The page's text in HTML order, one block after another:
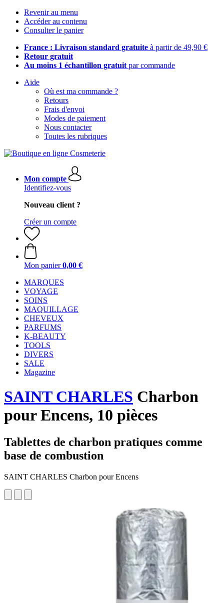
Revenir au menu
Accéder au contenu
Consulter le panier
France : Livraison standard gratuite à partir de 49,90 €
Retour gratuit
Au moins 1 échantillon gratuit par commande
Aide
Où est ma commande ?
Retours
Frais d'envoi
Modes de paiement
Nous contacter
Toutes les rubriques
Mon compte
Identifiez-vous
Nouveau client ?
Créer un compte
Mon panier 0,00 €
MARQUES
VOYAGE
SOINS
MAQUILLAGE
CHEVEUX
PARFUMS
K-BEAUTY
TOOLS
DIVERS
SALE
Magazine
SAINT CHARLES Charbon
pour Encens, 10 pièces
Tablettes de charbon pratiques comme
base de combustion
SAINT CHARLES Charbon pour Encens